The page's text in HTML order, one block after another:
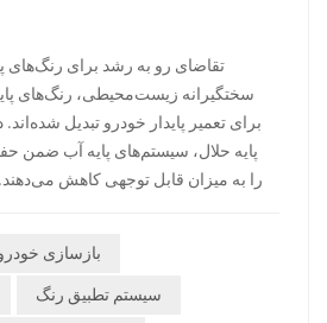
تقاضای رو به رشد برای رنگ‌های
سختگیرانه زیست‌محیطی، رنگ‌های
برای تعمیر پایدار خودرو تبدیل
پایه حلال، سیستم‌های پایه آب ضمن
در صورت ترکیب با تجهیزات اسپری
کنترل‌شده، استانداردهای تعمیر حرفه‌ای
بازسازی
سیستم تطبیق رنگ